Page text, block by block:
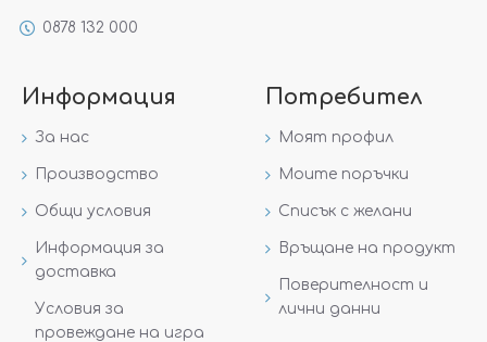
0878 132 000
Информация
За нас
Производство
Общи условия
Информация за
доставка
Условия за
провеждане на игра
Потребител
Моят профил
Моите поръчки
Списък с желани
Връщане на продукт
Поверителност и
лични данни